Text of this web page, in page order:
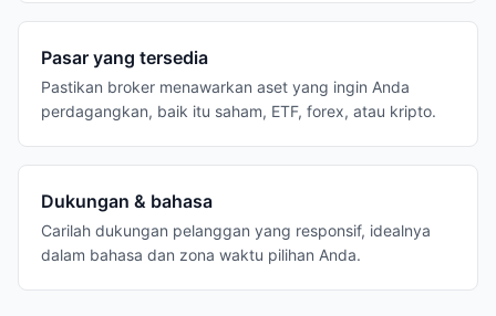
Pasar yang tersedia
Pastikan broker menawarkan aset yang ingin Anda
perdagangkan, baik itu saham, ETF, forex, atau kripto.
Dukungan & bahasa
Carilah dukungan pelanggan yang responsif, idealnya
dalam bahasa dan zona waktu pilihan Anda.